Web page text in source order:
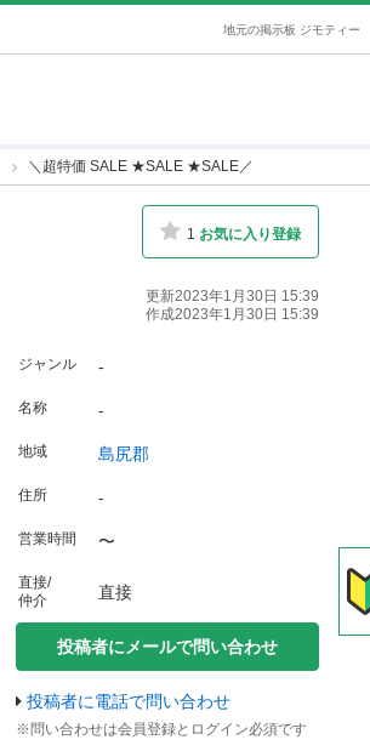
地元の掲示板 ジモティー
＼超特価 SALE ★SALE ★SALE／
1 お気に入り登録
更新2023年1月30日 15:39
作成2023年1月30日 15:39
ジャンル -
名称 -
地域 島尻郡
住所 -
営業時間 〜
直接/
仲介
直接
投稿者にメールで問い合わせ
投稿者に電話で問い合わせ
※問い合わせは会員登録とログイン必須です